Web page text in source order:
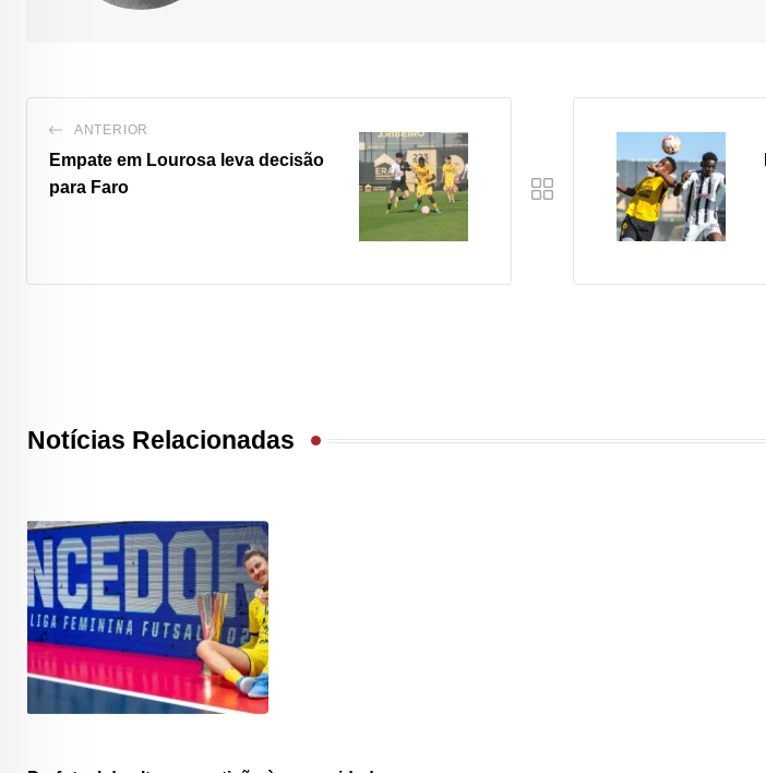
ANTERIOR
Empate em Lourosa leva decisão
para Faro
Notícias Relacionadas